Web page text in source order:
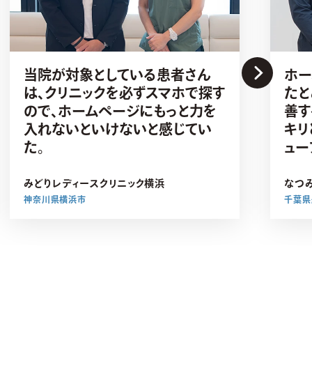
当院が対象としている患者さん
は、クリニックを必ずスマホで探す
ので、ホームページにもっと力を
入れないといけないと感じてい
た。
みどりレディースクリニック横浜
神奈川県横浜市
ホ
た
善
キ
ュ
なつ
千葉